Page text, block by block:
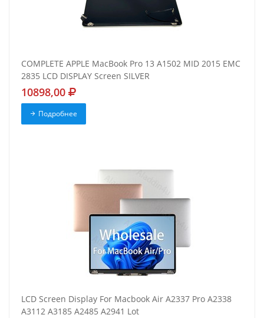
COMPLETE APPLE MacBook Pro 13 A1502 MID 2015 EMC
2835 LCD DISPLAY Screen SILVER
10898,00
Подробнее
LCD Screen Display For Macbook Air A2337 Pro A2338
A3112 A3185 A2485 A2941 Lot